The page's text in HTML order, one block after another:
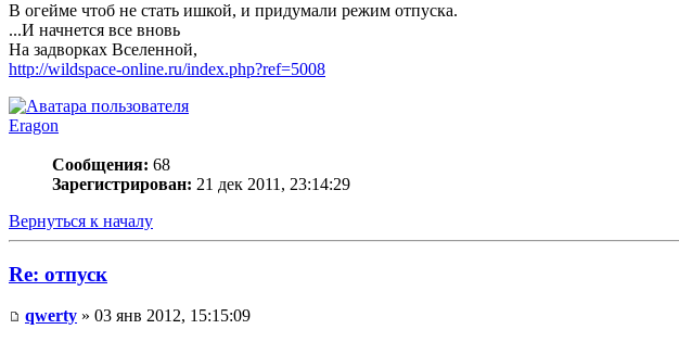
В огейме чтоб не стать ишкой, и придумали режим отпуска.
...И начнется все вновь
На задворках Вселенной,
http://wildspace-online.ru/index.php?ref=5008
Eragon
Сообщения: 68
Зарегистрирован: 21 дек 2011, 23:14:29
Вернуться к началу
Re: отпуск
qwerty » 03 янв 2012, 15:15:09